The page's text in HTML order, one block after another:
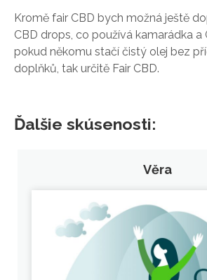
Kromě fair CBD bych možná ještě
CBD drops, co používá kamarádka a
pokud někomu stačí čistý olej bez
doplňků, tak určitě Fair CBD.
Ďalšie skúsenosti:
Věra